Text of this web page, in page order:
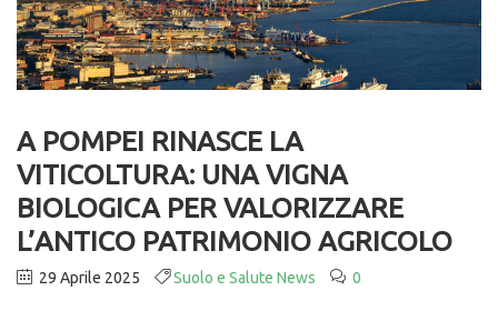
A POMPEI RINASCE LA
VITICOLTURA: UNA VIGNA
BIOLOGICA PER VALORIZZARE
L’ANTICO PATRIMONIO AGRICOLO
29 Aprile 2025 Suolo e Salute News 0